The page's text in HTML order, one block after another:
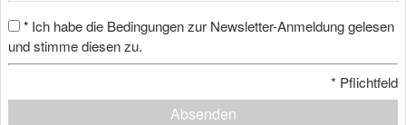
* Ich habe die Bedingungen zur Newsletter-Anmeldung gelesen
und stimme diesen zu.
* Pflichtfeld
Absenden